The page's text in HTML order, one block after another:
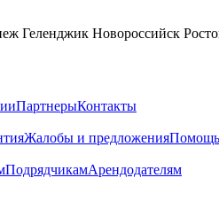
Геленджик Новороссийск
ПартнерыКонтакты
Жалобы и предложенияПомощь
ПодрядчикамАрендодателям